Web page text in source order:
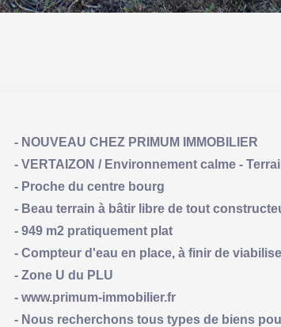
- NOUVEAU CHEZ PRIMUM IMMOBILIER
- VERTAIZON / Environnement calme -
- Proche du centre bourg
- Beau terrain à bâtir libre de tout
- 949 m2 pratiquement plat
- Compteur d'eau en place, à finir de
- Zone U du PLU
- www.primum-immobilier.fr
- Nous recherchons tous types de biens